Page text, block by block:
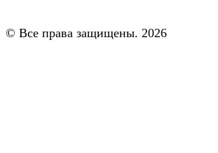
© Все права защищены. 2026